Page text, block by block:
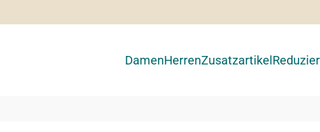
DamenHerrenZusatzartikel